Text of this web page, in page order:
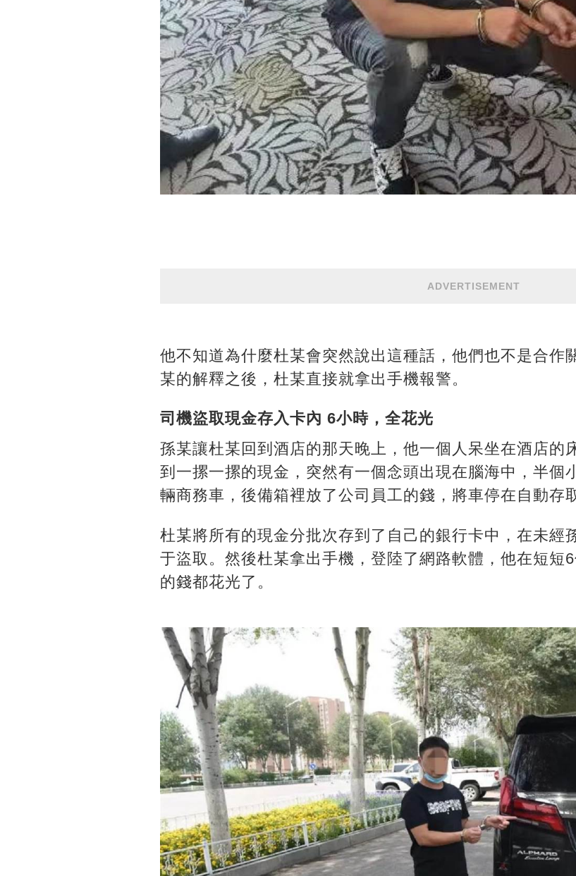
ADVERTISEMENT
他不知道為什麼杜某會突然說出這種話，他們也不是合作
某的解釋之後，杜某直接就拿出手機報警。
司機盜取現金存入卡內 6小時，全花光
孫某讓杜某回到酒店的那天晚上，他一個人呆坐在酒店的
到一摞一摞的現金，突然有一個念頭出現在腦海中，半個
輛商務車，後備箱裡放了公司員工的錢，將車停在自動存
杜某將所有的現金分批次存到了自己的銀行卡中，在未經
于盜取。然後杜某拿出手機，登陸了網路軟體，他在短短
的錢都花光了。